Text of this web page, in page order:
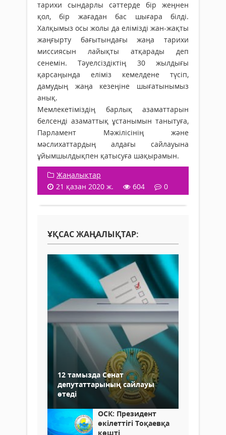
тарихи сындарлы сәттерде бір жеңнен
қол, бір жағадан бас шығара білді.
Халқымыз осы жолы да елімізді жан-жақты
жаңғырту бағытындағы жаңа тарихи
миссиясын лайықты атқарады деп
сенемін. Тәуелсіздіктің 30 жылдығы
қарсаңында еліміз кемелдене түсіп,
дамудың жаңа кезеңіне шығатынымыз
анық.
Мемлекетіміздің барлық азаматтарын
белсенді азаматтық ұстанымын танытуға,
Парламент Мәжілісінің және
мәслихаттардың алдағы сайлауына
ұйымшылдықпен қатысуға шақырамын.
Жаңалықтар
21 қазан 2020 ж.
604 0
ҰҚСАС ЖАҢАЛЫҚТАР:
12 тамызда Сенат
депутаттарының сайлауы
өтеді
ОСК: Президент
өкілеттігі Тоқаевқа
көшті